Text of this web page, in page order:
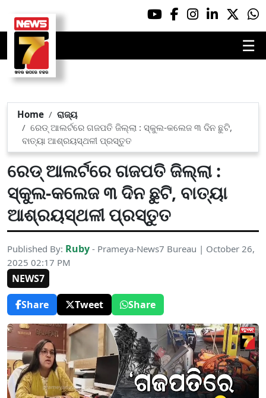
☰
Home
ରାଜ୍ୟ
ରେଡ୍ ଆଲର୍ଟରେ ଗଜପତି ଜିଲ୍ଲା : ସ୍କୁଲ-କଲେଜ ୩ ଦିନ ଛୁଟି,
ବାତ୍ୟା ଆଶ୍ରୟସ୍ଥଳୀ ପ୍ରସ୍ତୁତ
ରେଡ୍ ଆଲର୍ଟରେ ଗଜପତି ଜିଲ୍ଲା :
ସ୍କୁଲ-କଲେଜ ୩ ଦିନ ଛୁଟି, ବାତ୍ୟା
ଆଶ୍ରୟସ୍ଥଳୀ ପ୍ରସ୍ତୁତ
Published By: Ruby - Prameya-News7 Bureau | October 26,
2025 02:17 PM
NEWS7
Share
Tweet Share